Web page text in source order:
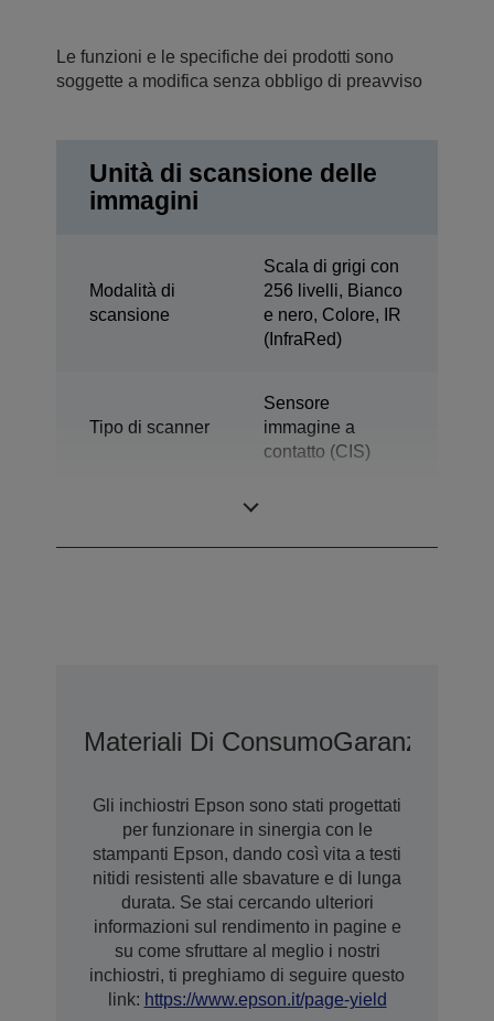
Le funzioni e le specifiche dei prodotti sono
soggette a modifica senza obbligo di preavviso
Unità di scansione delle
immagini
Modalità di
scansione
Scala di grigi con
256 livelli, Bianco
e nero, Colore, IR
(InfraRed)
Tipo di scanner
Sensore
immagine a
contatto (CIS)
Materiali Di ConsumoGaranzia
Gli inchiostri Epson sono stati progettati
per funzionare in sinergia con le
stampanti Epson, dando così vita a testi
nitidi resistenti alle sbavature e di lunga
durata. Se stai cercando ulteriori
informazioni sul rendimento in pagine e
su come sfruttare al meglio i nostri
inchiostri, ti preghiamo di seguire questo
link: https://www.epson.it/page-yield